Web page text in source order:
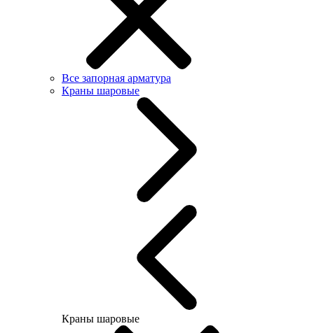
Все запорная арматура
Краны шаровые
Краны шаровые